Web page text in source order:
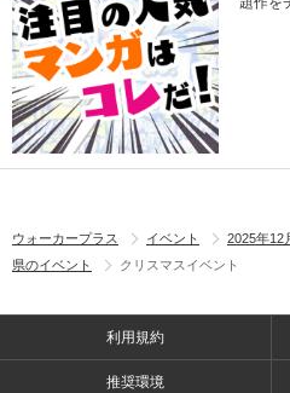
ウォーカープラス イベント 2025年12
県のイベント
クリスマスイベント
利用規約
推奨環境